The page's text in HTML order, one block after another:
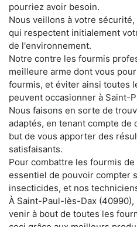
pourriez avoir besoin.
Nous veillons à votre
qui respectent initialement
de l'environnement.
Notre contre les fourmis
meilleure arme dont vous
fourmis, et éviter ainsi toutes
peuvent occasionner à Saint-
Nous faisons en sorte de
adaptés, en tenant compte de
but de vous apporter des
satisfaisants.
Pour combattre les fourmis
essentiel de pouvoir compter
insecticides, et nos
À Saint-Paul-lès-Dax
venir à bout de toutes les